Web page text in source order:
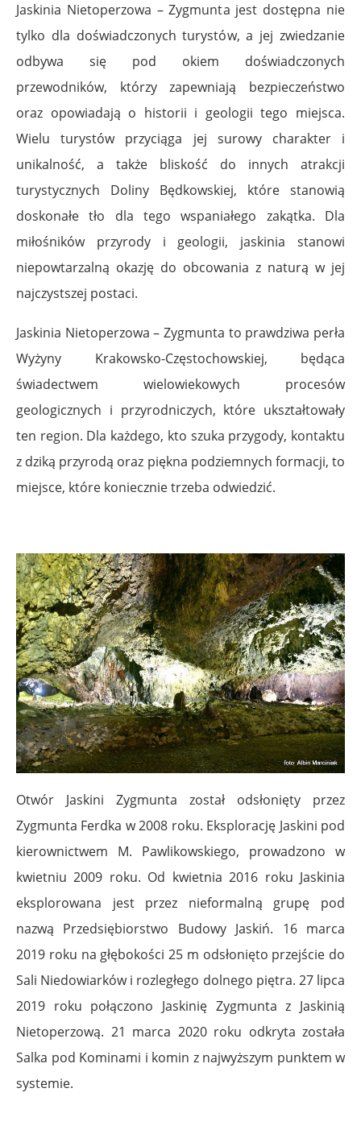
Jaskinia Nietoperzowa – Zygmunta jest dostępna nie
tylko dla doświadczonych turystów, a jej zwiedzanie
odbywa się pod okiem doświadczonych
przewodników, którzy zapewniają bezpieczeństwo
oraz opowiadają o historii i geologii tego miejsca.
Wielu turystów przyciąga jej surowy charakter i
unikalność, a także bliskość do innych atrakcji
turystycznych Doliny Będkowskiej, które stanowią
doskonałe tło dla tego wspaniałego zakątka. Dla
miłośników przyrody i geologii, jaskinia stanowi
niepowtarzalną okazję do obcowania z naturą w jej
najczystszej postaci.
Jaskinia Nietoperzowa – Zygmunta to prawdziwa perła
Wyżyny Krakowsko-Częstochowskiej, będąca
świadectwem wielowiekowych procesów
geologicznych i przyrodniczych, które ukształtowały
ten region. Dla każdego, kto szuka przygody, kontaktu
z dziką przyrodą oraz piękna podziemnych formacji, to
miejsce, które koniecznie trzeba odwiedzić.
Otwór Jaskini Zygmunta został odsłonięty przez
Zygmunta Ferdka w 2008 roku. Eksplorację Jaskini pod
kierownictwem M. Pawlikowskiego, prowadzono w
kwietniu 2009 roku. Od kwietnia 2016 roku Jaskinia
eksplorowana jest przez nieformalną grupę pod
nazwą Przedsiębiorstwo Budowy Jaskiń. 16 marca
2019 roku na głębokości 25 m odsłonięto przejście do
Sali Niedowiarków i rozległego dolnego piętra. 27 lipca
2019 roku połączono Jaskinię Zygmunta z Jaskinią
Nietoperzową. 21 marca 2020 roku odkryta została
Salka pod Kominami i komin z najwyższym punktem w
systemie.